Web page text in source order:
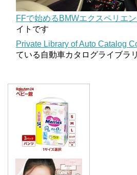
FFで始めるBMWエクスペリエ
イトです
Private Library of Auto Catalog
ている自動車カタログライブラ